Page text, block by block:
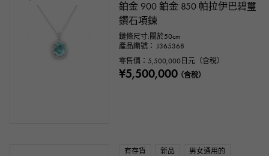
鉑金 900 鉑金 850 帕拉伊巴碧璽
鑽石項鍊
鏈條尺寸:關於50cm
產品編號： J365368
零售價：5,500,000 日元（含稅）
¥5,500,000（含稅）
有存貨 新品 男女通用的